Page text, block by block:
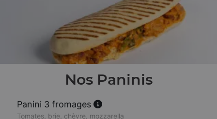
Nos Paninis
Panini 3 fromages
Tomates, brie, chèvre, mozzarella